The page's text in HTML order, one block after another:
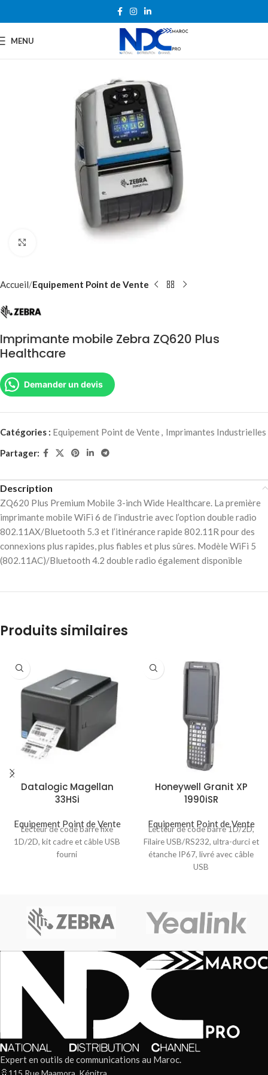
MENU
Accueil Equipement Point de Vente
Imprimante mobile Zebra ZQ620 Plus
Healthcare
Demander un devis
Catégories : Equipement Point de Vente, Imprimantes Industrielles
Partager:
Description
ZQ620 Plus Premium Mobile 3-inch Wide Healthcare. La première
imprimante mobile WiFi 6 de l’industrie avec l’option double radio
802.11AX/Bluetooth 5.3 et l’itinérance rapide 802.11R pour des
connexions plus rapides, plus fiables et plus sûres. Modèle WiFi 5
(802.11AC)/Bluetooth 4.2 double radio également disponible
Produits similaires
Datalogic Magellan
33HSi
Equipement Point de Vente
Lecteur de code barre fixe
1D/2D, kit cadre et câble USB
fourni
Honeywell Granit XP
1990iSR
Equipement Point de Vente
Lecteur de code barre 1D/2D,
Filaire USB/RS232, ultra-durci et
étanche IP67, livré avec câble
USB
Expert en outils de communications au Maroc.
115 Rue Maamora, Kénitra